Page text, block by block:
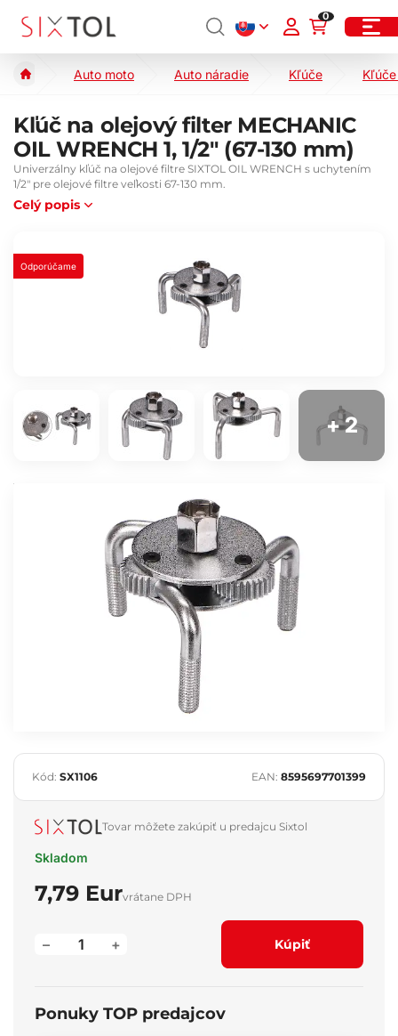
0
Auto moto Auto náradie Kľúče
Kľúč na olejový filter MECHANIC
OIL WRENCH 1, 1/2" (67-130 mm)
Univerzálny kľúč na olejové filtre SIXTOL OIL WRENCH s uchytením
1/2" pre olejové filtre veľkosti 67-130 mm.
Celý popis
Odporúčame
+ 2
Kód: SX1106 EAN: 8595697701399
Tovar môžete zakúpiť u predajcu Sixtol
Skladom
7,79 Eurvrátane DPH
+
– Kúpiť
Ponuky TOP predajcov